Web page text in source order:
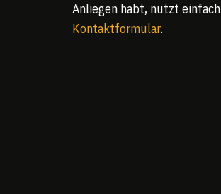
Anliegen habt, nutzt einfach
Kontaktformular.